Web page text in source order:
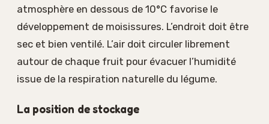
atmosphère en dessous de 10°C favorise le
développement de moisissures. L’endroit doit être
sec et bien ventilé. L’air doit circuler librement
autour de chaque fruit pour évacuer l’humidité
issue de la respiration naturelle du légume.
La position de stockage